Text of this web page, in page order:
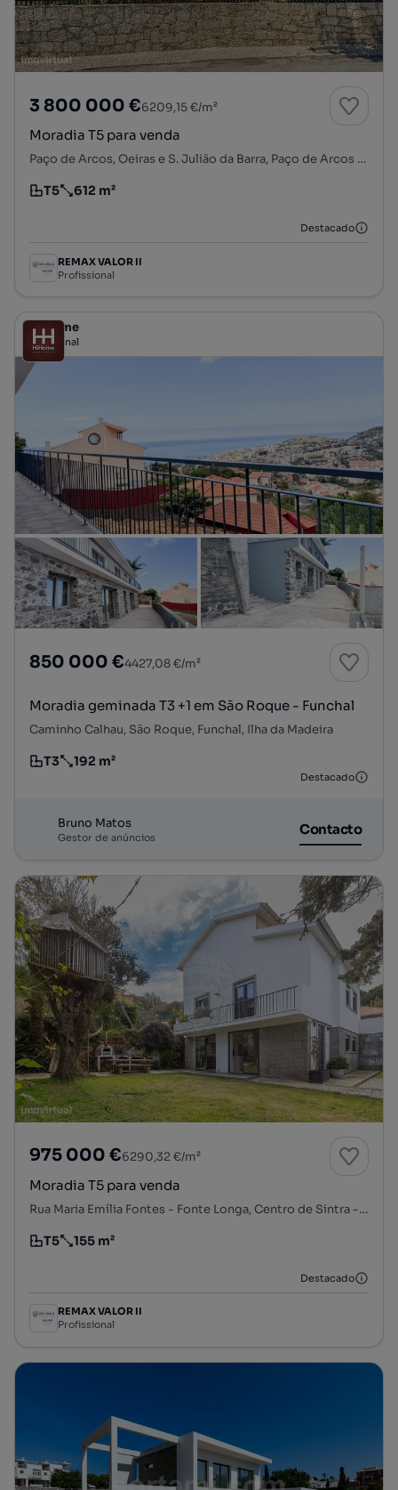
3 800 000 €6209,15 €/m²
Moradia T5 para venda
Paço de Arcos, Oeiras e S. Julião da Barra, Paço de Arcos e Caxias, Oeiras, Lisboa
Tipologia
T5
Preço por metro quadrado
612 m²
Destacado
REMAX VALOR II
Profissional
HiHome
Profissional
850 000 €4427,08 €/m²
Moradia geminada T3 +1 em São Roque - Funchal
Caminho Calhau, São Roque, Funchal, Ilha da Madeira
Tipologia
T3
Preço por metro quadrado
192 m²
Destacado
Bruno Matos
Gestor de anúncios Contacto
975 000 €6290,32 €/m²
Moradia T5 para venda
Rua Maria Emília Fontes - Fonte Longa, Centro de Sintra - Portela de Sintra, S. Maria, S. Miguel, S. Martinho e S. Pedro de Penaferrim, Sintra, Lisboa
Tipologia
T5
Preço por metro quadrado
155 m²
Destacado
REMAX VALOR II
Profissional